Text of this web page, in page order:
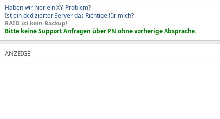
Haben wir hier ein XY-Problem?
Ist ein dedizierter Server das Richtige für mich?
RAID ist kein Backup!
Bitte keine Support Anfragen über PN ohne vorherige Absprache.